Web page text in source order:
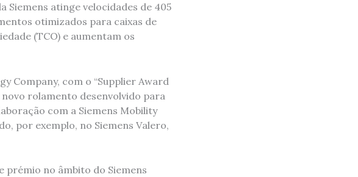
Siemens atinge velocidades de 405
otimizados para caixas de
(TCO) e aumentam os
Company, com o “Supplier Award
novo rolamento desenvolvido para
com a Siemens Mobility
por exemplo, no Siemens Valero,
prémio no âmbito do Siemens